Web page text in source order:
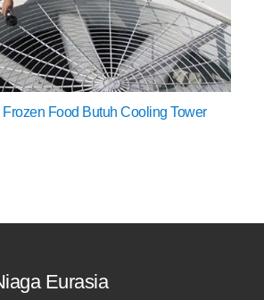
Food Butuh Cooling Tower
Eurasia